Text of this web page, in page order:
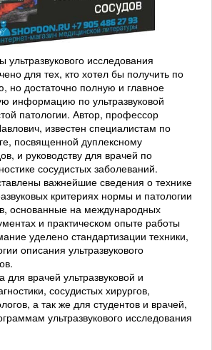
ультразвукового исследования
для тех, кто хотел бы получить по
но достаточно полную и главное
информацию по ультразвуковой
патологии. Автор, профессор
известен специалистам по
посвященной дуплексному
и руководству для врачей по
сосудистых заболеваний.
важнейшие сведения о технике
критериях нормы и патологии
основанные на международных
и практическом опыте работы
уделено стандартизации техники,
описания ультразвукового
для врачей ультразвуковой и
сосудистых хирургов,
а так же для студентов и врачей,
ультразвукового исследования